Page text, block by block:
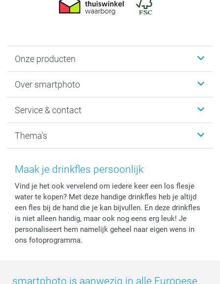
Onze producten
Fotoboeken
Fotocadeaus
Kaarten
Over smartphoto
Vacatures
Bestelproces
Herroepingsrecht
Cookiebeleid
Reviews
Prijslijst
Investor Relations
Service & contact
Tevredenheidsgarantie
Mijn orderstatus
smartbonus
smartfriends
service@smartphoto.nl
Affiliate partnerprogramma
Partnerships
Influencer partnerprogramma
Thema's
Baby
Moederdag
Vaderdag
Huwelijk
Maak je drinkfles persoonlijk
Vind je het ook vervelend om iedere keer een los flesje
water te kopen? Met deze handige drinkfles heb je altijd
een fles bij de hand die je kan bijvullen. En deze drinkfles
is niet alleen handig, maar ook nog eens erg leuk! Je
personaliseert hem namelijk geheel naar eigen wens in
ons fotoprogramma.
smartphoto is aanwezig in alle Europese